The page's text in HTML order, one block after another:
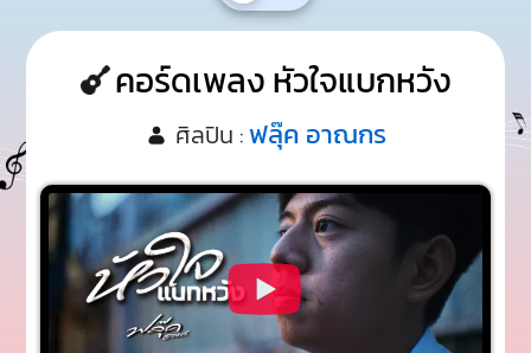
คอร์ดเพลง หัวใจแบกหวัง
ศิลปิน :ฟลุ๊ค อาณกร